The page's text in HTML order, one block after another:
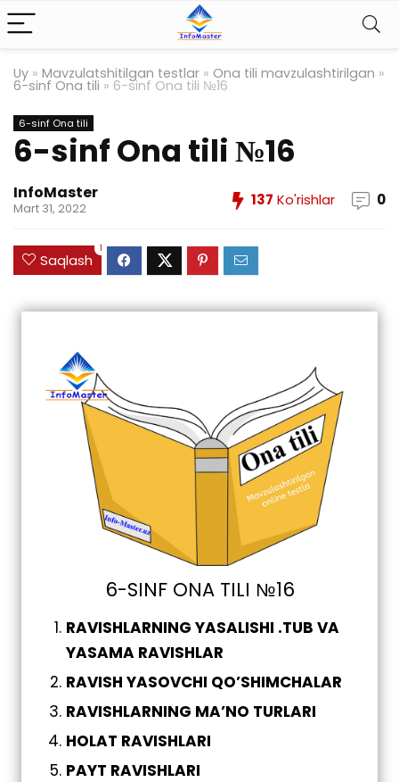
Uy » Mavzulatshitilgan testlar » Ona tili mavzulashtirilgan »
6-sinf Ona tili » 6-sinf Ona tili №16
6-sinf Ona tili
6-sinf Ona tili №16
InfoMaster
Mart 31, 2022 137 Ko'rishlar 0
Saqlash
1
6-SINF ONA TILI №16
RAVISHLARNING YASALISHI .TUB VA
YASAMA RAVISHLAR
RAVISH YASOVCHI QO’SHIMCHALAR
RAVISHLARNING MA’NO TURLARI
HOLAT RAVISHLARI
PAYT RAVISHLARI